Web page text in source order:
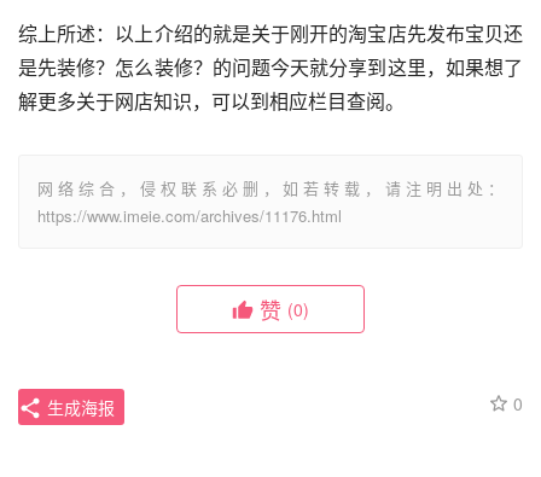
综上所述：以上介绍的就是关于刚开的淘宝店先发布宝贝还
是先装修？怎么装修？的问题今天就分享到这里，如果想了
解更多关于网店知识，可以到相应栏目查阅。
网络综合，侵权联系必删，如若转载，请注明出处：
https://www.imeie.com/archives/11176.html
赞 (0)
0
生成海报